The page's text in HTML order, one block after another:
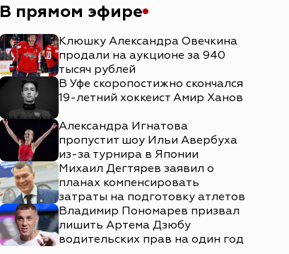
В прямом эфире
Клюшку Александра Овечкина
продали на аукционе за 940
тысяч рублей
В Уфе скоропостижно скончался
19-летний хоккеист Амир Ханов
Александра Игнатова
пропустит шоу Ильи Авербуха
из-за турнира в Японии
Михаил Дегтярев заявил о
планах компенсировать
затраты на подготовку атлетов
Владимир Пономарев призвал
лишить Артема Дзюбу
водительских прав на один год